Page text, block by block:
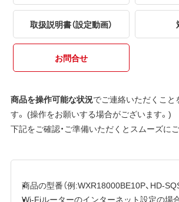
取扱説明書（設定動画）
お問合せ
商品を操作可能な状況でご連絡いただくこと
す。 (操作をお願いする場合がございます。)
下記をご確認・ご準備いただくとスムーズに
商品の型番（例:WXR18000BE10P、HD-
Wi-Fiルーターのインターネット設定の場